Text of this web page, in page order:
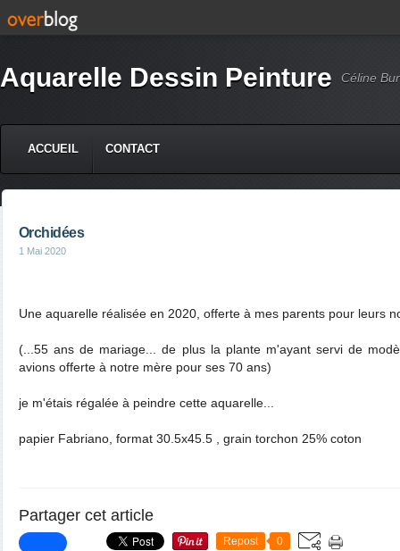
Aquarelle Dessin Peinture Céline
ACCUEIL CONTACT
Orchidées
1 Mai 2020
Une aquarelle réalisée en 2020, offerte à mes parents pour leurs
(...55 ans de mariage... de plus la plante m'ayant servi de
avions offerte à notre mère pour ses 70 ans)
je m'étais régalée à peindre cette aquarelle...
papier Fabriano, format 30.5x45.5 , grain torchon 25% coton
Partager cet article
Repost 0